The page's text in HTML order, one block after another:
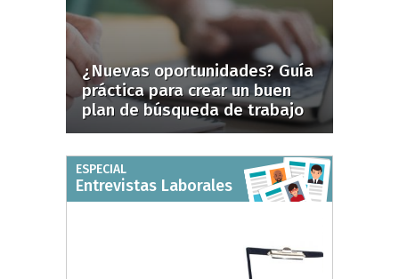
¿Nuevas oportunidades? Guía
práctica para crear un buen
plan de búsqueda de trabajo
ESPECIAL
Entrevistas Laborales